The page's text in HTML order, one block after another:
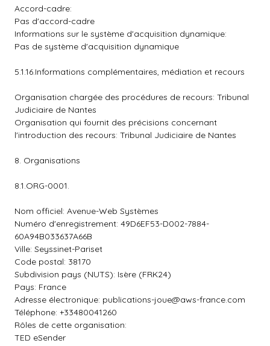
Accord-cadre:
Pas d'accord-cadre
Informations sur le système d'acquisition dynamique:
Pas de système d'acquisition dynamique
5.1.16.Informations complémentaires, médiation et recours
Organisation chargée des procédures de recours: Tribunal
Judiciaire de Nantes
Organisation qui fournit des précisions concernant
l'introduction des recours: Tribunal Judiciaire de Nantes
8. Organisations
8.1.ORG-0001.
Nom officiel: Avenue-Web Systèmes
Numéro d'enregistrement: 49D6EF53-D002-7884-
60A94B033637A66B
Ville: Seyssinet-Pariset
Code postal: 38170
Subdivision pays (NUTS): Isère (FRK24)
Pays: France
Adresse électronique: publications-joue@aws-france.com
Téléphone: +33480041260
Rôles de cette organisation:
TED eSender